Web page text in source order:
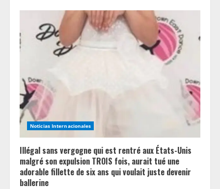
Noticias Internacionales
Illégal sans vergogne qui est rentré aux États-Unis
malgré son expulsion TROIS fois, aurait tué une
adorable fillette de six ans qui voulait juste devenir
ballerine